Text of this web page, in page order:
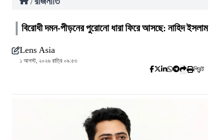
/
বিরোধী দমন-পীড়নের পুরোনো ধারা ফিরে আসছে: নাহিদ ইসলাম
Lens Asia
১ আগস্ট, ২০২৬ রাত্রি ০৯:৫৩
প্রিন্ট